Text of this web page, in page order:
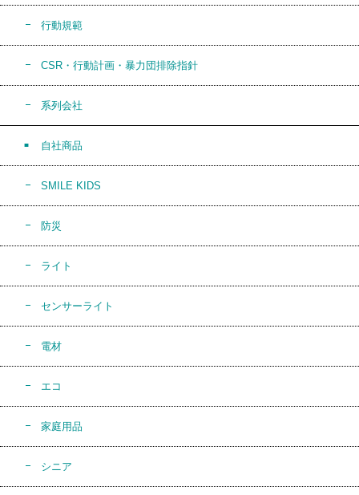
行動規範
CSR・行動計画・暴力団排除指針
系列会社
自社商品
SMILE KIDS
防災
ライト
センサーライト
電材
エコ
家庭用品
シニア